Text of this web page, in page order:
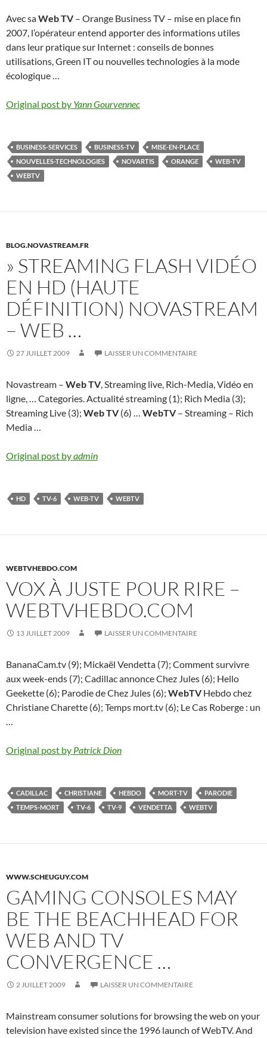
Avec saWeb TV– Orange Business TV – mise en place fin
2007, l’opérateur entend apporter des informations utiles
dans leur pratique sur Internet : conseils de bonnes
utilisations, Green IT ou nouvelles technologies à la mode
écologique …
Original post by Yann Gourvennec
BUSINESS-SERVICES BUSINESS-TV
MISE-EN-PLACE
NOUVELLES-TECHNOLOGIES
NOVARTIS ORANGE
WEB-TV
WEBTV
BLOG.NOVASTREAM.FR
» STREAMING FLASH VIDÉO
EN HD (HAUTE
DÉFINITION) NOVASTREAM
– WEB …
27 JUILLET 2009 LAISSER UN COMMENTAIRE
Novastream – Web TV, Streaming live, Rich-Media, Vidéo en
ligne, … Categories. Actualité streaming (1); Rich Media (3);
Streaming Live (3); Web TV(6) … WebTV– Streaming – Rich
Media …
Original post byadmin
HD TV-6 WEB-TV WEBTV
WEBTVHEBDO.COM
VOX À JUSTE POUR RIRE –
WEBTVHEBDO.COM
13 JUILLET 2009 LAISSER UN COMMENTAIRE
BananaCam.tv (9); Mickaël Vendetta (7); Comment survivre
aux week-ends (7); Cadillac annonce Chez Jules (6); Hello
Geekette (6); Parodie de Chez Jules (6); WebTVHebdo chez
Christiane Charette (6); Temps mort.tv (6); Le Cas Roberge : un
…
Original post by Patrick Dion
CADILLAC CHRISTIANE HEBDO MORT-TV
PARODIE
TEMPS-MORT
TV-6 TV-9 VENDETTA WEBTV
WWW.SCHEUGUY.COM
GAMING CONSOLES MAY
BE THE BEACHHEAD FOR
WEB AND TV
CONVERGENCE …
2 JUILLET 2009 LAISSER UN COMMENTAIRE
Mainstream consumer solutions for browsing the web on your
television have existed since the 1996 launch of WebTV. And